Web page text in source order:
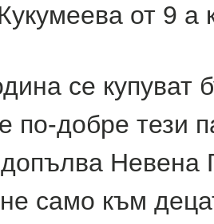
от 9 а
се купуват
по-добре тези
Невена
само към